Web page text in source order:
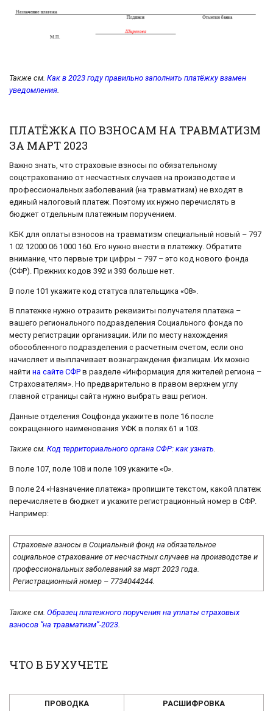
Также см. Как в 2023 году правильно заполнить платёжку взамен
уведомления.
ПЛАТЁЖКА ПО ВЗНОСАМ НА ТРАВМАТИЗМ
ЗА МАРТ 2023
Важно знать, что страховые взносы по обязательному
соцстрахованию от несчастных случаев на производстве и
профессиональных заболеваний (на травматизм) не входят в
единый налоговый платеж. Поэтому их нужно перечислять в
бюджет отдельным платежным поручением.
КБК для оплаты взносов на травматизм специальный новый – 797
1 02 12000 06 1000 160. Его нужно внести в платежку. Обратите
внимание, что первые три цифры – 797 – это код нового фонда
(СФР). Прежних кодов 392 и 393 больше нет.
В поле 101 укажите код статуса плательщика «08».
В платежке нужно отразить реквизиты получателя платежа –
вашего регионального подразделения Социального фонда по
месту регистрации организации. Или по месту нахождения
обособленного подразделения с расчетным счетом, если оно
начисляет и выплачивает вознаграждения физлицам. Их можно
найти на сайте СФР в разделе «Информация для жителей региона –
Страхователям». Но предварительно в правом верхнем углу
главной страницы сайта нужно выбрать ваш регион.
Данные отделения Соцфонда укажите в поле 16 после
сокращенного наименования УФК в полях 61 и 103.
Также см. Код территориального органа СФР: как узнать.
В поле 107, поле 108 и поле 109 укажите «0».
В поле 24 «Назначение платежа» пропишите текстом, какой платеж
перечисляете в бюджет и укажите регистрационный номер в СФР.
Например:
Страховые взносы в Социальный фонд на обязательное
социальное страхование от несчастных случаев на производстве и
профессиональных заболеваний за март 2023 года.
Регистрационный номер – 7734044244.
Также см. Образец платежного поручения на уплаты страховых
взносов “на травматизм”-2023
ЧТО В БУХУЧЕТЕ
ПРОВОДКА РАСШИФРОВКА